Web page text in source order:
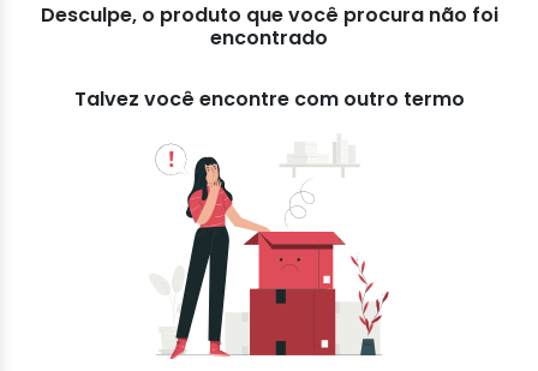
Desculpe, o produto que você procura não foi
encontrado
Talvez você encontre com outro termo